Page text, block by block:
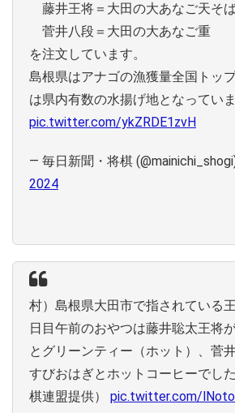
藤井王将＝大田の大あなご天そ
菅井八段＝大田の大あなご重
を注文しています。
島根県はアナゴの漁獲量全国トッ
は県内有数の水揚げ地となっていま
pic.twitter.com/ykZRDE1zvH
— 毎日新聞・将棋
2024
村）島根県大田市で指されている
日目午前のおやつは藤井聡太王将
とグリーンティー（ホット）、菅
すびおはぎとホットコーヒーでし
棋連盟提供） pic.twitter.com/